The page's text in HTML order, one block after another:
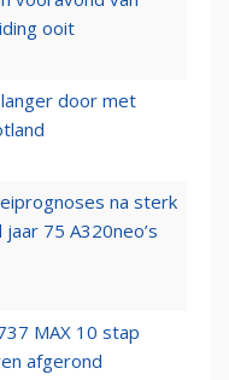
ooit
door met
na sterk
75 A320neo’s
MAX 10 stap
afgerond